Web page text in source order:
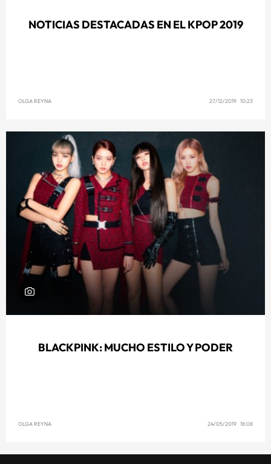
NOTICIAS DESTACADAS EN EL KPOP 2019
OLGA REYNA 27/12/2019 10:23
BLACKPINK: MUCHO ESTILO Y PODER
OLGA REYNA 24/05/2019 18:08